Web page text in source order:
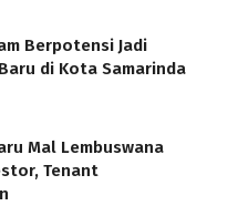
Berpotensi Jadi
di Kota Samarinda
Mal Lembuswana
Tenant